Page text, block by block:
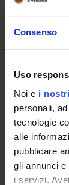
Consenso
Uso
Noi e i
personali,
tecnologie
alle
pubblicare
gli annunci
i servizi.
LESSON
Go to
Overview
Enrolment